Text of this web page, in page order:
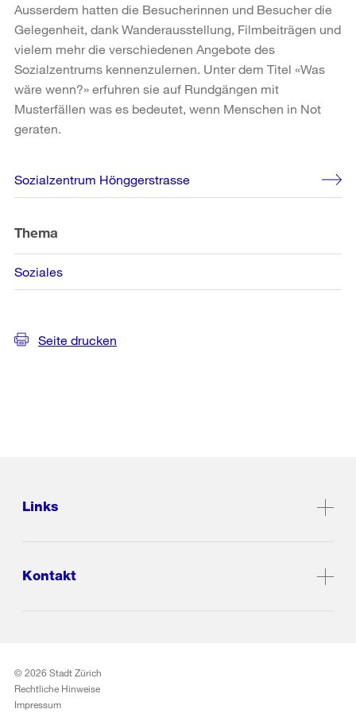
Ausserdem hatten die Besucherinnen und Besucher die
Gelegenheit, dank Wanderausstellung, Filmbeiträgen und
vielem mehr die verschiedenen Angebote des
Sozialzentrums kennenzulernen. Unter dem Titel «Was
wäre wenn?» erfuhren sie auf Rundgängen mit
Musterfällen was es bedeutet, wenn Menschen in Not
geraten.
Weitere
Informationen
Sozialzentrum Hönggerstrasse
Thema
Soziales
Seite drucken
Links
Kontakt
© 2026 Stadt Zürich
Rechtliche Hinweise
Impressum